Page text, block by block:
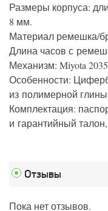
Размеры корпуса:
8 мм.
Материал ремешка/
Длина часов с
Механизм: Miyota
Особенности:
из полимерной глины
Комплектация:
и гарантийный
Отзывы
Пока нет отзывов.